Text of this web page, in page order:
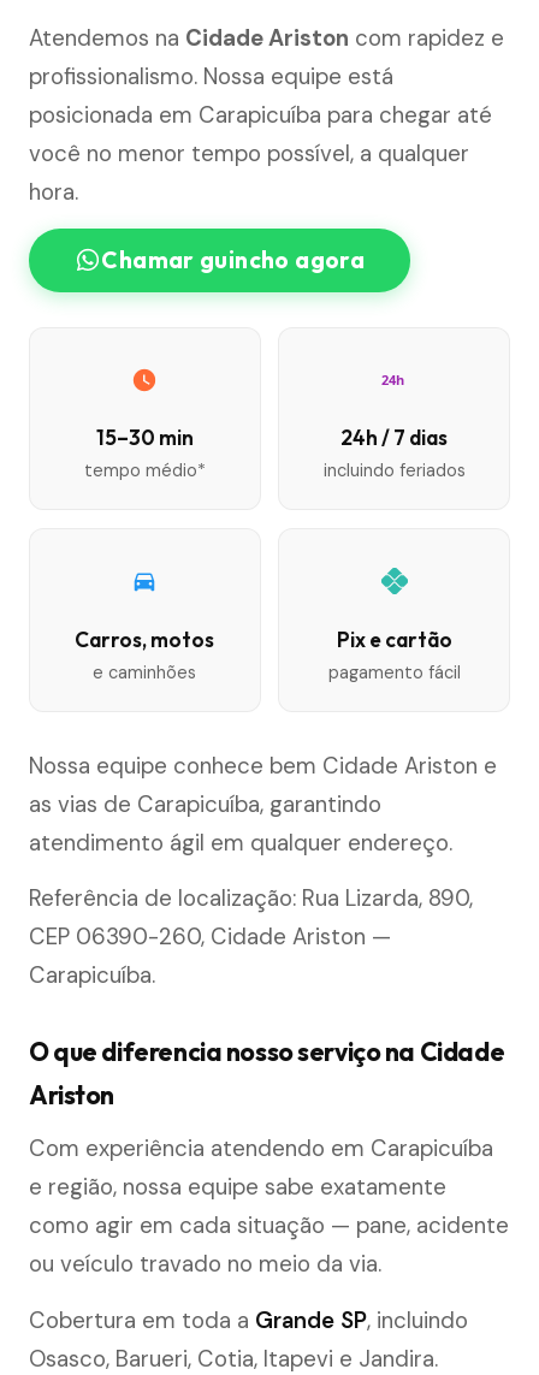
Atendemos na Cidade Ariston com rapidez e
profissionalismo. Nossa equipe está
posicionada em Carapicuíba para chegar até
você no menor tempo possível, a qualquer
hora.
Chamar guincho agora
15–30 min
tempo médio*
24h
24h / 7 dias
incluindo feriados
Carros, motos
e caminhões
Pix e cartão
pagamento fácil
Nossa equipe conhece bem Cidade Ariston e
as vias de Carapicuíba, garantindo
atendimento ágil em qualquer endereço.
Referência de localização: Rua Lizarda, 890,
CEP 06390-260, Cidade Ariston —
Carapicuíba.
O que diferencia nosso serviço na Cidade
Ariston
Com experiência atendendo em Carapicuíba
e região, nossa equipe sabe exatamente
como agir em cada situação — pane, acidente
ou veículo travado no meio da via.
Cobertura em toda a Grande SP, incluindo
Osasco, Barueri, Cotia, Itapevi e Jandira.